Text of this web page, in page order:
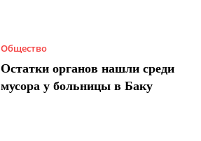
Общество
Остатки органов нашли среди
мусора у больницы в Баку